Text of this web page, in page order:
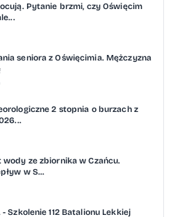
Pytanie brzmi, czy Oświęcim
seniora z Oświęcimia. Mężczyzna
2 stopnia o burzach z
ze zbiornika w Czańcu.
w S...
Szkolenie 112 Batalionu Lekkiej